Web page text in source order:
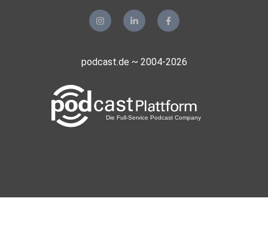
podcast.de ~ 2004-2026